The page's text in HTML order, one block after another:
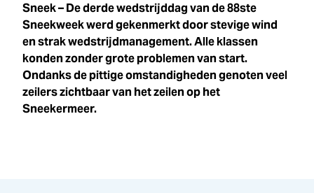
Sneek – De derde wedstrijddag van de 88ste
Sneekweekwerd gekenmerkt door stevige wind
en strak wedstrijdmanagement. Alle klassen
konden zonder grote problemen van start.
Ondanks de pittige omstandigheden genoten veel
zeilers zichtbaar van het zeilen op het
Sneekermeer.